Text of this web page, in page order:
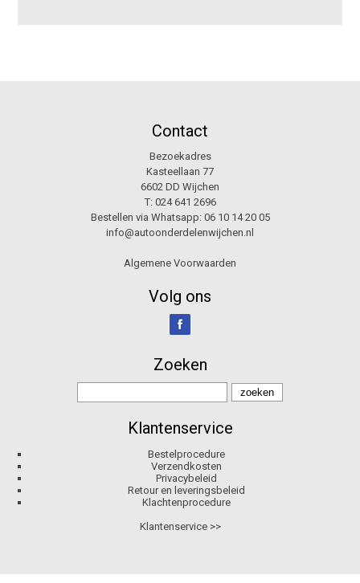
Contact
Bezoekadres
Kasteellaan 77
6602 DD Wijchen
T: 024 641 2696
Bestellen via Whatsapp: 06 10 14 20 05
info@autoonderdelenwijchen.nl
Algemene Voorwaarden
Volg ons
Zoeken
Klantenservice
Bestelprocedure
Verzendkosten
Privacybeleid
Retour en leveringsbeleid
Klachtenprocedure
Klantenservice >>